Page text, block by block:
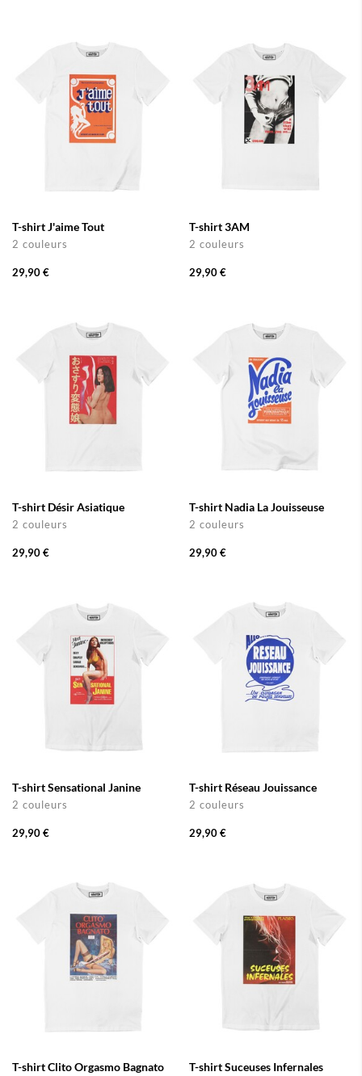
T-shirt J'aime Tout
2 couleurs
29,90 €
T-shirt 3AM
2 couleurs
29,90 €
T-shirt Désir Asiatique
2 couleurs
29,90 €
T-shirt Nadia La Jouisseuse
2 couleurs
29,90 €
T-shirt Sensational Janine
2 couleurs
29,90 €
T-shirt Réseau Jouissance
2 couleurs
29,90 €
T-shirt Clito Orgasmo Bagnato T-shirt Suceuses Infernales